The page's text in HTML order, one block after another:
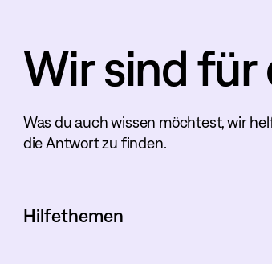
Wir sind für
Was du auch wissen möchtest, wir
die Antwort zu finden.
Hilfethemen